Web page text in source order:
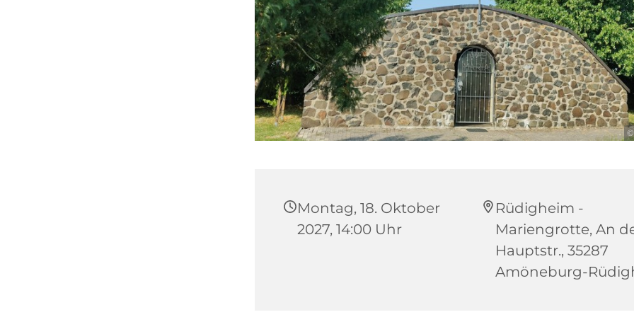
©
Montag, 18. Oktober
2027, 14:00 Uhr
Rüdigheim -
Mariengrotte, An
Hauptstr., 35287
Amöneburg-